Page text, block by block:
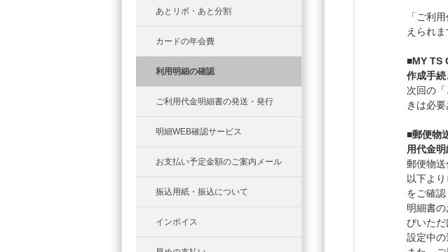
あとリボ・あと分割
カードの年会費
利用明細の確認
ご利用代金明細書の発送・発行
明細WEB確認サービス
お支払い予定金額のご案内メール
振込用紙・振込について
インボイス
「ご利
えられま
■MY TS
作成手
次回の
きは必要
■郵便物
用代金明
郵便物送
以下よ
をご確認
明細書
びいただ
設定中の